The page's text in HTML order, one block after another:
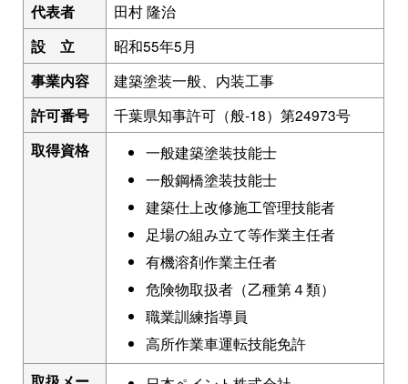
代表者 田村 隆治
設 立 昭和55年5月
事業内容 建築塗装一般、内装工事
許可番号 千葉県知事許可（般-18）第24973号
取得資格
一般建築塗装技能士
一般鋼橋塗装技能士
建築仕上改修施工管理技能者
足場の組み立て等作業主任者
有機溶剤作業主任者
危険物取扱者（乙種第４類）
職業訓練指導員
高所作業車運転技能免許